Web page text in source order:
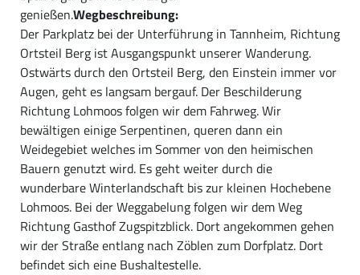
genießen.Wegbeschreibung:
Der Parkplatz bei der Unterführung in Tannheim, Richtung
Ortsteil Berg ist Ausgangspunkt unserer Wanderung.
Ostwärts durch den Ortsteil Berg, den Einstein immer vor
Augen, geht es langsam bergauf. Der Beschilderung
Richtung Lohmoos folgen wir dem Fahrweg. Wir
bewältigen einige Serpentinen, queren dann ein
Weidegebiet welches im Sommer von den heimischen
Bauern genutzt wird. Es geht weiter durch die
wunderbare Winterlandschaft bis zur kleinen Hochebene
Lohmoos. Bei der Weggabelung folgen wir dem Weg
Richtung Gasthof Zugspitzblick. Dort angekommen gehen
wir der Straße entlang nach Zöblen zum Dorfplatz. Dort
befindet sich eine Bushaltestelle.